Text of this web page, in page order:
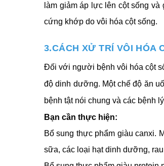
làm giảm áp lực lên cột sống
cứng khớp do vôi hóa cột sống.
3.CÁCH XỬ TRÍ VÔI HÓA
Đối với người bệnh vôi hóa cột
độ dinh dưỡng. Một chế độ ăn
bệnh tật nói chung và các bệnh
Bạn cần thực hiện:
Bổ sung thực phẩm giàu canxi.
sữa, các loại hạt dinh dưỡng,